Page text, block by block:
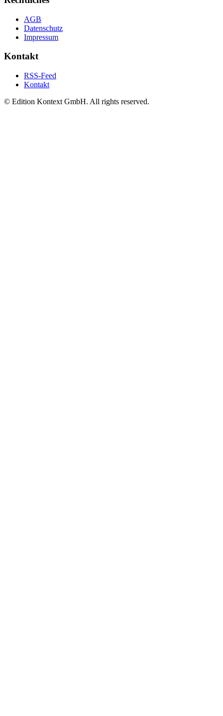
AGB
Datenschutz
Impressum
Kontakt
RSS-Feed
Kontakt
© Edition Kontext GmbH. All rights reserved.